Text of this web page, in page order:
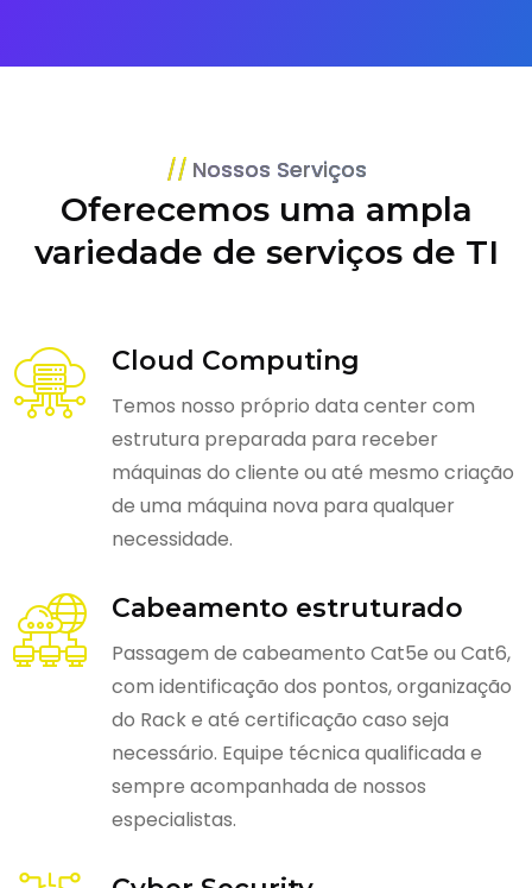
Nossos Serviços
Oferecemos uma ampla
variedade de serviços de TI
Cloud Computing
Temos nosso próprio data center com
estrutura preparada para receber
máquinas do cliente ou até mesmo criação
de uma máquina nova para qualquer
necessidade.
Cabeamento estruturado
Passagem de cabeamento Cat5e ou Cat6,
com identificação dos pontos, organização
do Rack e até certificação caso seja
necessário. Equipe técnica qualificada e
sempre acompanhada de nossos
especialistas.